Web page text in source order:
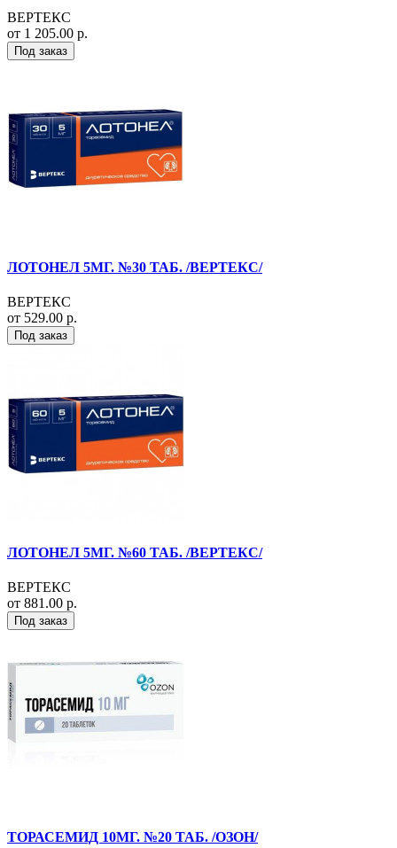
ВЕРТЕКС
от 1 205.00 р.
Под заказ
ЛОТОНЕЛ 5МГ. №30 ТАБ. /ВЕРТЕКС/
ВЕРТЕКС
от 529.00 р.
Под заказ
ЛОТОНЕЛ 5МГ. №60 ТАБ. /ВЕРТЕКС/
ВЕРТЕКС
от 881.00 р.
Под заказ
ТОРАСЕМИД 10МГ. №20 ТАБ. /ОЗОН/